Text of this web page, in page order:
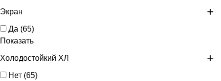
Экран
Да (65)
Показать
Холодостойкий ХЛ
Нет (65)